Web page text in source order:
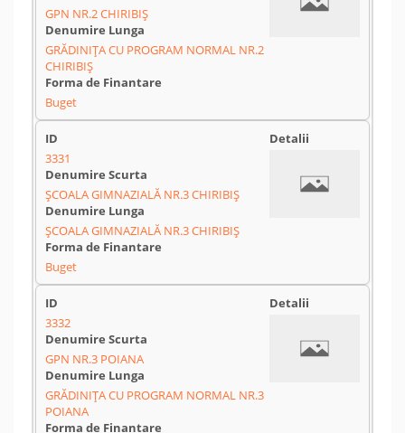
GPN NR.2 CHIRIBIȘ
GRĂDINIȚA CU PROGRAM NORMAL NR.2
CHIRIBIȘ
Buget
3331
ȘCOALA GIMNAZIALĂ NR.3 CHIRIBIȘ
ȘCOALA GIMNAZIALĂ NR.3 CHIRIBIȘ
Buget
3332
GPN NR.3 POIANA
GRĂDINIȚA CU PROGRAM NORMAL NR.3
POIANA